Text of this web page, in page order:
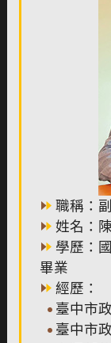
職稱：
姓名：
學歷：
畢業
經歷：
臺中市
臺中市